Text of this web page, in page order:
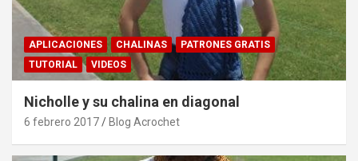
APLICACIONES CHALINAS
PATRONES GRATIS
TUTORIAL
VIDEOS
Nicholle y su chalina en diagonal
6 febrero 2017 Blog Acrochet